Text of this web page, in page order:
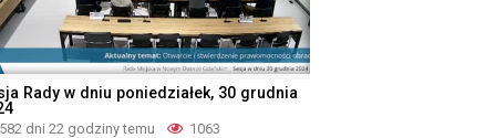
Rady w dniu poniedziałek, 30 grudnia
582 dni 22 godziny temu 1063